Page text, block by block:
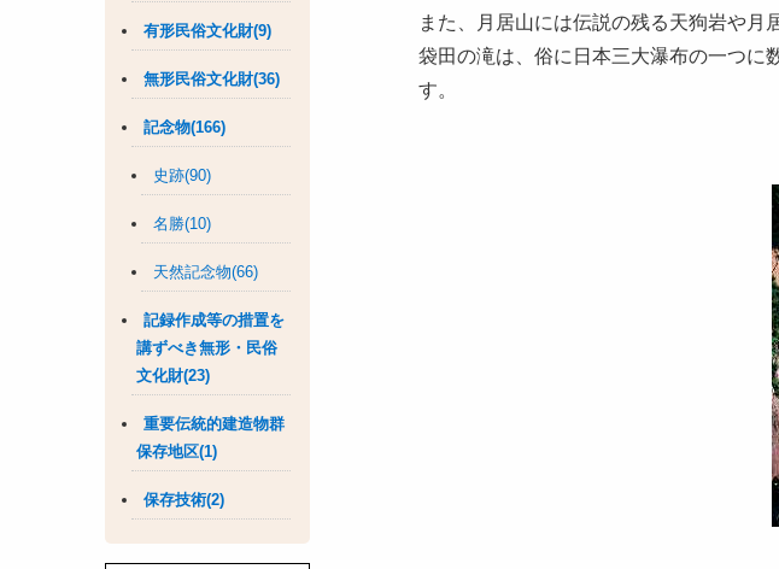
有形民俗文化財(9)
無形民俗文化財(36)
記念物(166)
史跡(90)
名勝(10)
天然記念物(66)
記録作成等の措置を
講ずべき無形・民俗
文化財(23)
重要伝統的建造物群
保存地区(1)
保存技術(2)
また、月居山には伝説の残る天狗岩や月
袋田の滝は、俗に日本三大瀑布の一つに
す。